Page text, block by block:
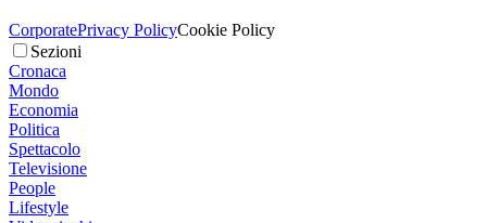
CorporatePrivacy PolicyCookie Policy
Sezioni
Cronaca
Mondo
Economia
Politica
Spettacolo
Televisione
People
Lifestyle